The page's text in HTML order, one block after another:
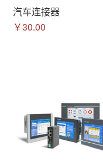
汽车连接器
￥30.00